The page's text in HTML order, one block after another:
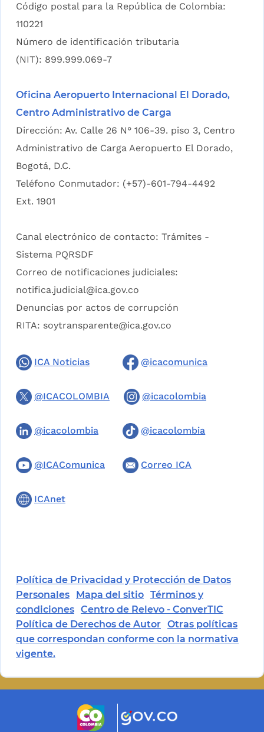
Código postal para la República de Colombia:
110221
Número de identificación tributaria
(NIT): 899.999.069-7
Oficina Aeropuerto Internacional El Dorado,
Centro Administrativo de Carga
Dirección: Av. Calle 26 N° 106-39. piso 3, Centro
Administrativo de Carga Aeropuerto El Dorado,
Bogotá, D.C.
Teléfono Conmutador: (+57)-601-794-4492
Ext. 1901
Canal electrónico de contacto: Trámites -
Sistema PQRSDF
Correo de notificaciones judiciales:
notifica.judicial@ica.gov.co
Denuncias por actos de corrupción
RITA: soytransparente@ica.gov.co
ICA Noticias @icacomunica
@ICACOLOMBIA @icacolombia
@icacolombia @icacolombia
@ICAComunica Correo ICA
ICAnet
Política de Privacidad y Protección de Datos
Personales
Mapa del sitio Términos y
condiciones Centro de Relevo - ConverTIC
Política de Derechos de Autor Otras políticas
que correspondan conforme con la normativa
vigente.